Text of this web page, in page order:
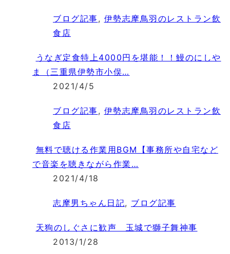
ブログ記事, 伊勢志摩鳥羽のレストラン飲
食店
うなぎ定食特上4000円を堪能！！鰻のにしや
ま（三重県伊勢市小俣…
2021/4/5
ブログ記事, 伊勢志摩鳥羽のレストラン飲
食店
無料で聴ける作業用BGM【事務所や自宅など
で音楽を聴きながら作業…
2021/4/18
志摩男ちゃん日記, ブログ記事
天狗のしぐさに歓声 玉城で獅子舞神事
2013/1/28